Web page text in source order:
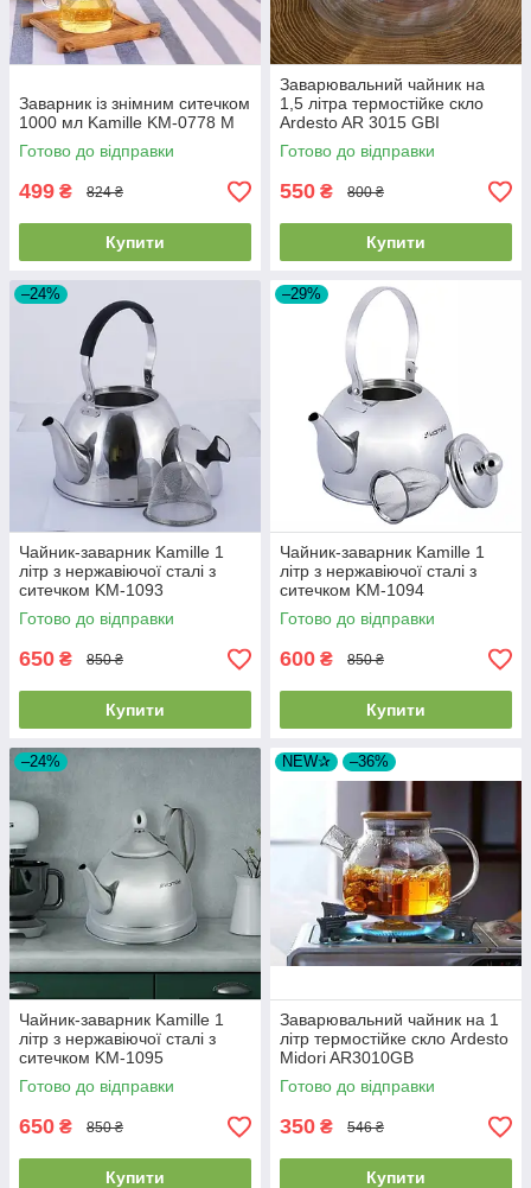
Заварник із знімним ситечком
1000 мл Kamille KM-0778 M
Готово до відправки
499 ₴ 824 ₴
Купити
Заварювальний чайник на
1,5 літра термостійке скло
Ardesto AR 3015 GBI
Готово до відправки
550 ₴ 800 ₴
Купити
–24%
Чайник-заварник Kamille 1
літр з нержавіючої сталі з
ситечком KM-1093
Готово до відправки
650 ₴ 850 ₴
Купити
–29%
Чайник-заварник Kamille 1
літр з нержавіючої сталі з
ситечком KM-1094
Готово до відправки
600 ₴ 850 ₴
Купити
–24%
Чайник-заварник Kamille 1
літр з нержавіючої сталі з
ситечком KM-1095
Готово до відправки
650 ₴ 850 ₴
Купити
NEW✰ –36%
Заварювальний чайник на 1
літр термостійке скло Ardesto
Midori AR3010GB
Готово до відправки
350 ₴ 546 ₴
Купити